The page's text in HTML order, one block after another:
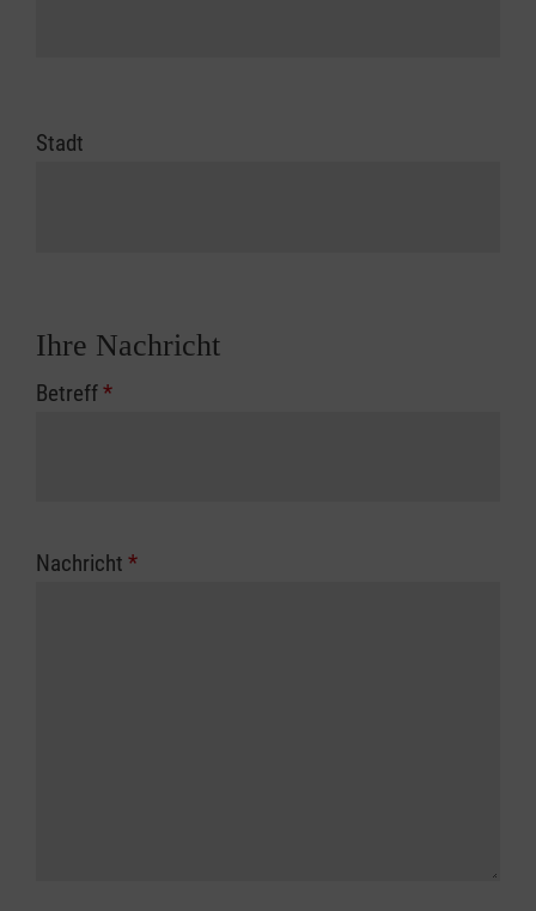
Stadt
Ihre Nachricht
Betreff*
Nachricht *